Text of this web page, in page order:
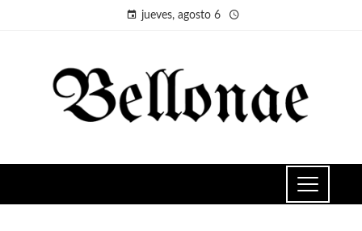
jueves, agosto 6